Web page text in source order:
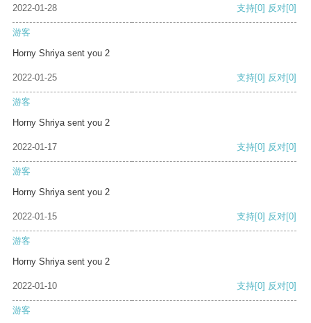
2022-01-28 支持[0] 反对[0]
游客
Horny Shriya sent you 2
2022-01-25 支持[0] 反对[0]
游客
Horny Shriya sent you 2
2022-01-17 支持[0] 反对[0]
游客
Horny Shriya sent you 2
2022-01-15 支持[0] 反对[0]
游客
Horny Shriya sent you 2
2022-01-10 支持[0] 反对[0]
游客